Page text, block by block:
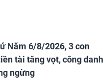
Năm 6/8/2026, 3 con
tài tăng vọt, công danh
ngừng